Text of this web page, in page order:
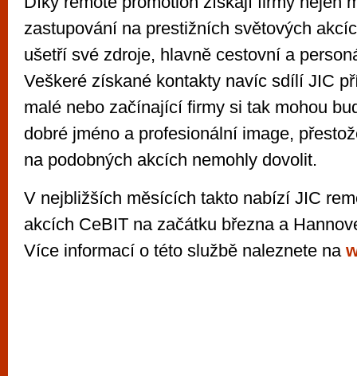
zastupování na prestižních světových
ušetří své zdroje, hlavně cestovní a
Veškeré získané kontakty navíc sdílí JIC
malé nebo začínající firmy si tak mohou
dobré jméno a profesionální image,
na podobných akcích nemohly dovolit.
V nejbližších měsících takto nabízí JIC
akcích CeBIT na začátku března a
Více informací o této službě naleznete na